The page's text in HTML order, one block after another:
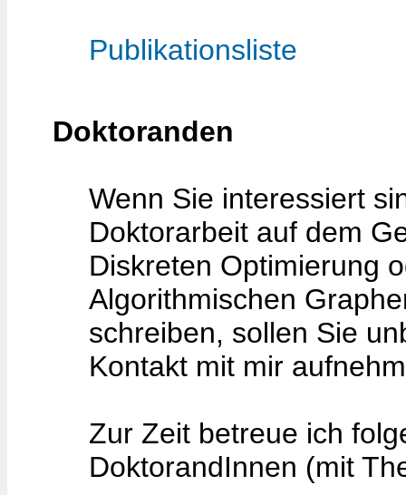
Publikationsliste
Doktoranden
Wenn Sie interessiert
Doktorarbeit auf dem
Diskreten Optimierung
Algorithmischen
schreiben, sollen Sie
Kontakt mit mir
Zur Zeit betreue ich
DoktorandInnen (mit